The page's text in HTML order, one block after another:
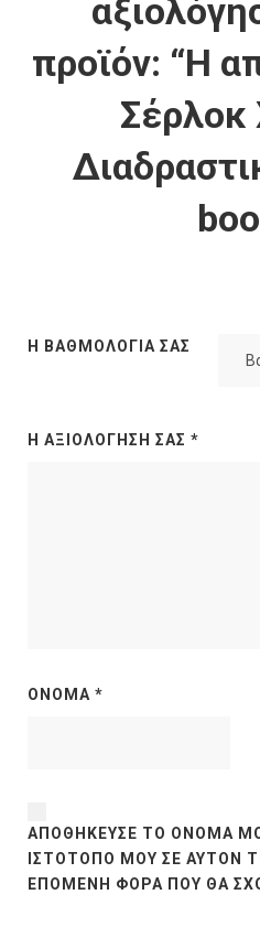
προϊόν: “Η
Σέρλοκ
Η ΒΑΘΜΟΛΟΓΊΑ ΣΑΣ
Η ΑΞΙΟΛΌΓΗΣΉ ΣΑΣ *
ΌΝΟΜΑ *
ΑΠΟΘΉΚΕΥΣΕ ΤΟ ΌΝΟΜΆ
ΙΣΤΌΤΟΠΟ ΜΟΥ ΣΕ ΑΥΤΌΝ
ΕΠΌΜΕΝΗ ΦΟΡΆ ΠΟΥ ΘΑ